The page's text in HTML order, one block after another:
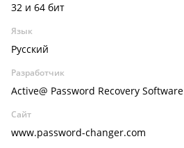
32 и 64 бит
Язык
Русский
Разработчик
Active@ Password Recovery Software
Сайт
www.password-changer.com